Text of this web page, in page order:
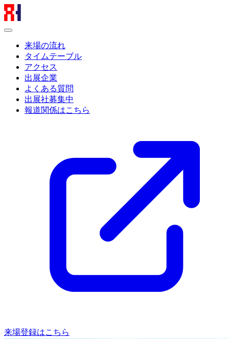
来場の流れ
タイムテーブル
アクセス
出展企業
よくある質問
出展社募集中
報道関係はこちら
来場登録はこちら